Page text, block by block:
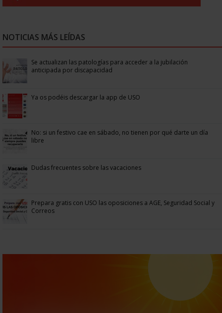
NOTICIAS MÁS LEÍDAS
Se actualizan las patologías para acceder a la jubilación
anticipada por discapacidad
Ya os podéis descargar la app de USO
No: si un festivo cae en sábado, no tienen por qué darte un día
libre
Dudas frecuentes sobre las vacaciones
Prepara gratis con USO las oposiciones a AGE, Seguridad Social y
Correos